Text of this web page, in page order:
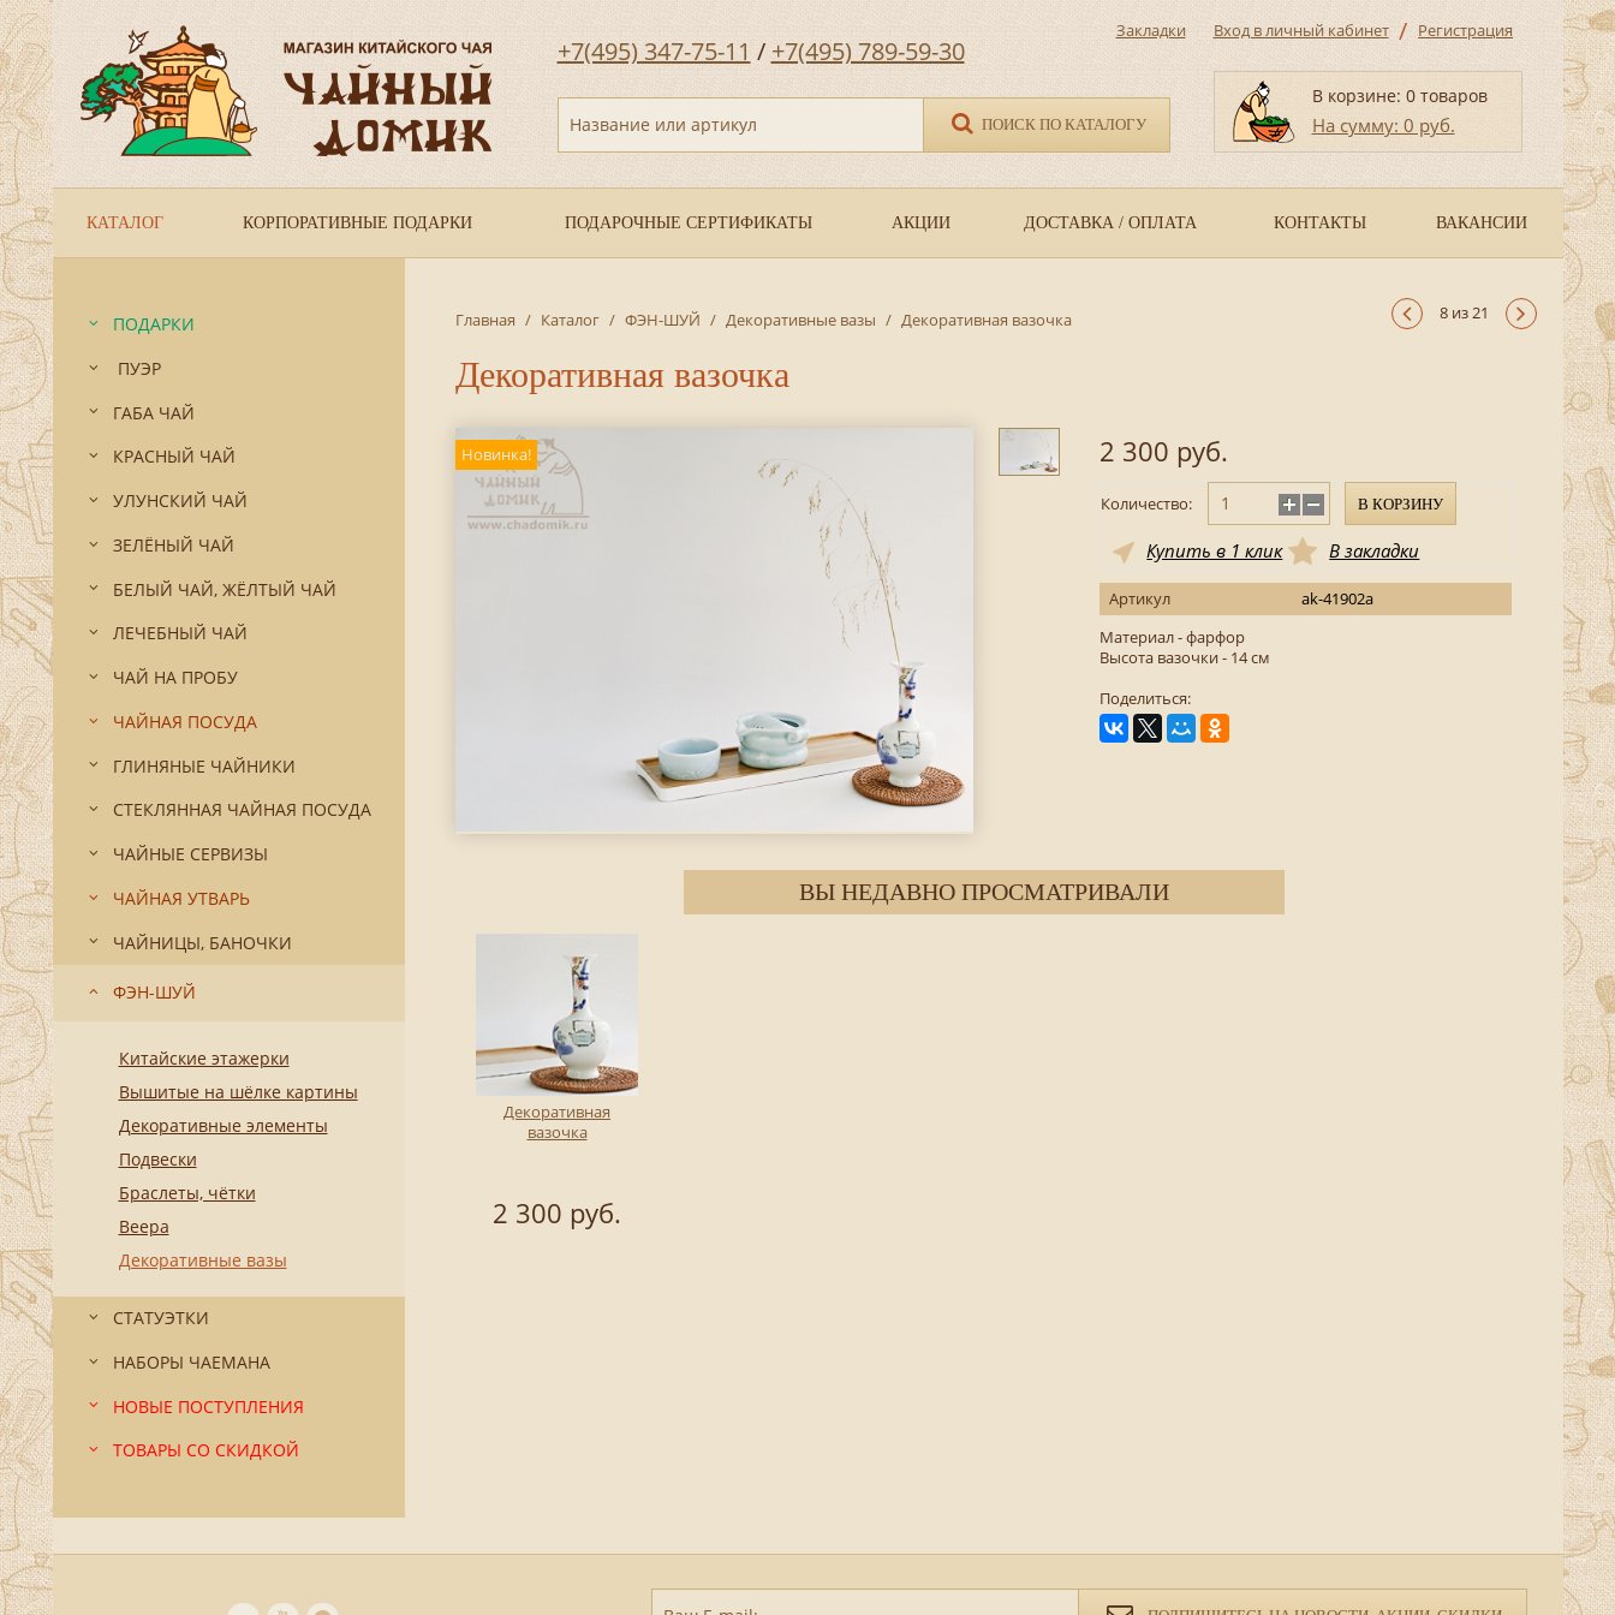
+7(495) 347-75-11 / +7(495) 789-59-30
Название или артикул ПОИСК ПО КАТАЛОГУ
Закладки Вход в личный кабинет / Регистрация
В корзине: 0 товаров
На сумму: 0 руб.
КАТАЛОГ КОРПОРАТИВНЫЕ ПОДАРКИ ПОДАРОЧНЫЕ СЕРТИФИКАТЫ АКЦИИ ДОСТАВКА / ОПЛАТА КОНТАКТЫ ВАКАНСИИ
ПОДАРКИ
ПУЭР
ГАБА ЧАЙ
КРАСНЫЙ ЧАЙ
УЛУНСКИЙ ЧАЙ
ЗЕЛЁНЫЙ ЧАЙ
БЕЛЫЙ ЧАЙ, ЖЁЛТЫЙ ЧАЙ
ЛЕЧЕБНЫЙ ЧАЙ
ЧАЙ НА ПРОБУ
ЧАЙНАЯ ПОСУДА
ГЛИНЯНЫЕ ЧАЙНИКИ
СТЕКЛЯННАЯ ЧАЙНАЯ ПОСУДА
ЧАЙНЫЕ СЕРВИЗЫ
ЧАЙНАЯ УТВАРЬ
ЧАЙНИЦЫ, БАНОЧКИ
ФЭН-ШУЙ
Китайские этажерки
Вышитые на шёлке картины
Декоративные элементы
Подвески
Браслеты, чётки
Веера
Декоративные вазы
СТАТУЭТКИ
НАБОРЫ ЧАЕМАНА
НОВЫЕ ПОСТУПЛЕНИЯ
ТОВАРЫ СО СКИДКОЙ
Главная / Каталог / ФЭН-ШУЙ / Декоративные вазы / Декоративная вазочка
Декоративная вазочка
8 из 21
Новинка! 2 300 руб.
Количество: В КОРЗИНУ
Купить в 1 клик В закладки
Артикул
ak-41902а
Материал - фарфор
Высота вазочки - 14 см
Поделиться:
ВЫ НЕДАВНО ПРОСМАТРИВАЛИ
Декоративная
вазочка
2 300 руб.